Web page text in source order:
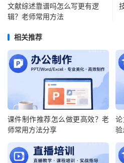
文献综述靠谱吗怎么写更有逻
辑？老师常用方法
相关推荐
课件制作推荐怎么做更高效？老
师常用方法分享
验